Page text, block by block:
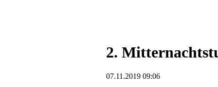
2.
07.11.2019 09:06